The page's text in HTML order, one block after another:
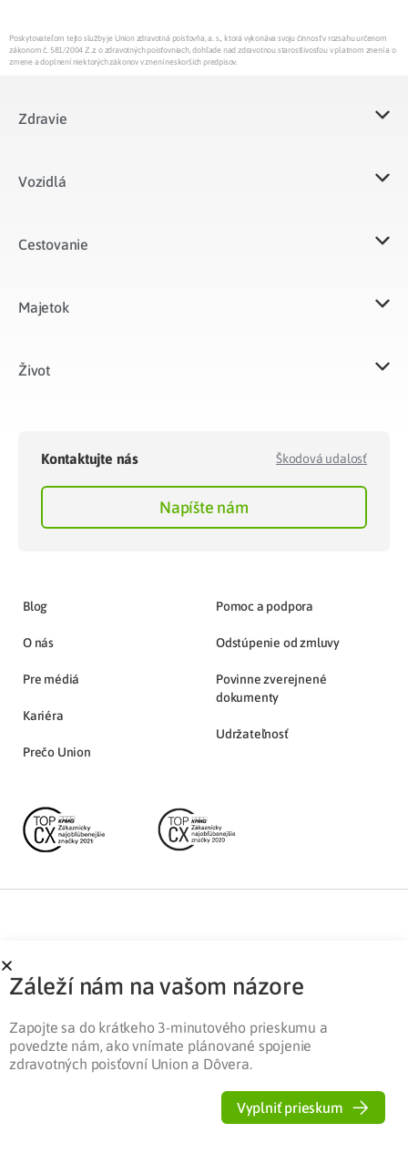
Poskytovateľom tejto služby je Union zdravotná poisťovňa, a. s., ktorá vykonáva svoju činnosť v rozsahu určenom
zákonom č. 581/2004 Z.z. o zdravotných poisťovniach, dohľade nad zdravotnou starostlivosťou v platnom znení a o
zmene a doplnení niektorých zákonov v znení neskorších predpisov.
Zdravie
Vozidlá​
Cestovanie
Majetok​
Život​
Kontaktujte nás Škodová udalosť
Napíšte nám
Blog
O nás
Pre médiá
Kariéra
Prečo Union
Pomoc a podpora
Odstúpenie od zmluvy
Povinne zverejnené
dokumenty
Udržateľnosť
Partnerská zóna Ochrana osobných údajov
Záleží nám na vašom názore
Zapojte sa do krátkeho 3-minutového prieskumu a
povedzte nám, ako vnímate plánované spojenie
zdravotných poisťovní Union a Dôvera.
Vyplniť prieskum